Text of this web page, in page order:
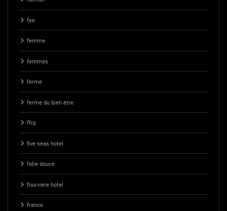
fee
femme
femmes
ferme
ferme du bien etre
ffrp
five seas hotel
folie douce
fourviere hotel
france